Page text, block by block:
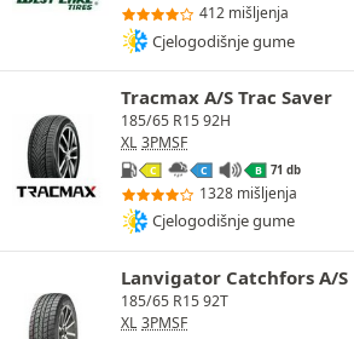
412 mišljenja
Cjelogodišnje gume
Tracmax A/S Trac Saver
185/65 R15 92H
XL 3PMSF
C C B 71 db
1328 mišljenja
Cjelogodišnje gume
Lanvigator Catchfors A/S
185/65 R15 92T
XL 3PMSF